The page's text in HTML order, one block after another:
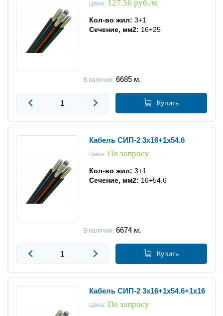
Цена:127.56 руб./м
Кол-во жил: 3+1
Сечение, мм2: 16+25
В наличии:6685 м.
Купить
Кабель СИП-2 3x16+1x54.6
Цена:По запросу
Кол-во жил: 3+1
Сечение, мм2: 16+54.6
В наличии:6674 м.
Купить
Кабель СИП-2 3x16+1x54.6+1x16
Цена:По запросу